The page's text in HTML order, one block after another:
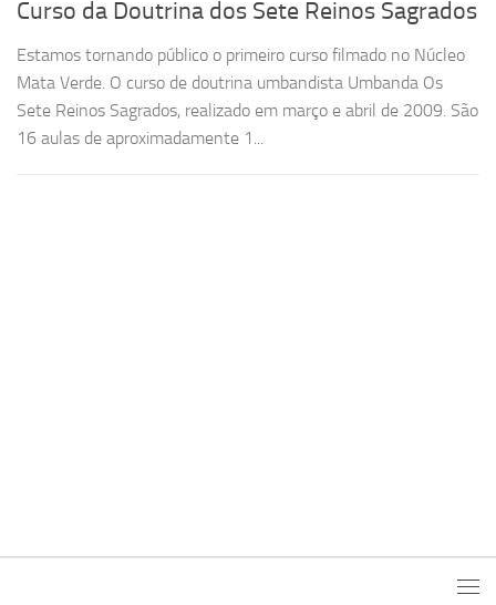
Curso da Doutrina dos Sete Reinos Sagrados
Estamos tornando público o primeiro curso filmado no Núcleo
Mata Verde. O curso de doutrina umbandista Umbanda Os
Sete Reinos Sagrados, realizado em março e abril de 2009. São
16 aulas de aproximadamente 1...